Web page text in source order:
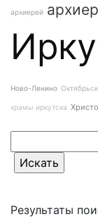
архиерей
Ново-Ленино
храмы иркутска
Результаты